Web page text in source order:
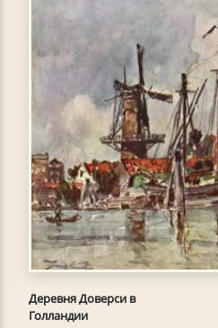
Деревня Доверси в
Голландии